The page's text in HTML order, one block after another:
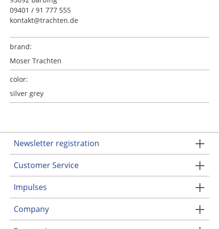
09401 / 91 777 555
kontakt@trachten.de
brand:
Moser Trachten
color:
silver grey
Newsletter registration
Customer Service
Impulses
Company